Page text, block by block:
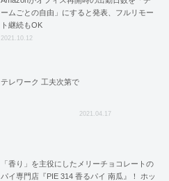
ームごとの自由」にすると発表、フルリモー
ト継続もOK
2021.10.12
テレワーク 工夫次第で
2021.04.17
「香り」を主役にしたメリーチョコレートの
パイ専門店『PIE 314 香るパイ 南瓜』！ ホッ